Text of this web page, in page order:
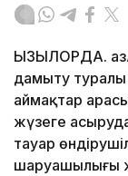
ҚЫЗЫЛОРДА.
дамыту
аймақтар
жүзеге
тауар
шаруашылығы